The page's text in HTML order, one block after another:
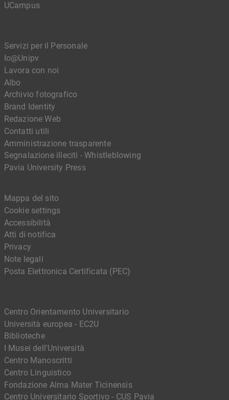
UCampus
Servizi per il Personale
Io@Unipv
Lavora con noi
Albo
Archivio fotografico
Brand Identity
Redazione Web
Contatti utili
Amministrazione trasparente
Segnalazione illeciti - Whistleblowing
Pavia University Press
Centro Orientamento Universitario
Università europea - EC2U
Biblioteche
I Musei dell'Università
Centro Manoscritti
Centro Linguistico
Fondazione Alma Mater Ticinensis
Centro Universitario Sportivo - CUS Pavia
Mappa del sito
Cookie settings
Accessibilità
Atti di notifica
Privacy
Note legali
Posta Elettronica Certificata (PEC)